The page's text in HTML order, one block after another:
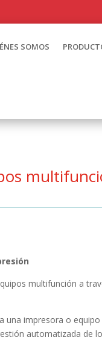
SOMOS
multifunción a
una impresora o
automatizada de